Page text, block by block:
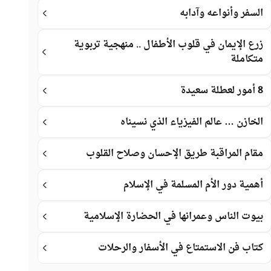
السفر وأنواعه وآدابه
زرع الإيمان في قلوب الأطفال .. منهجية تربوية
متكاملة
8 أمور لعطلة سعيدة
الخازن … عالم الفيزياء الذي نسيناه
مقام المراقبة طريق الإحسان وصلاح القلوب
أهمية دور الأم المسلمة في الإسلام
بيوت الناس وعمرانها في الحضارة الإسلامية
كتاب فن الاستمتاع في الأسفار والرحلات